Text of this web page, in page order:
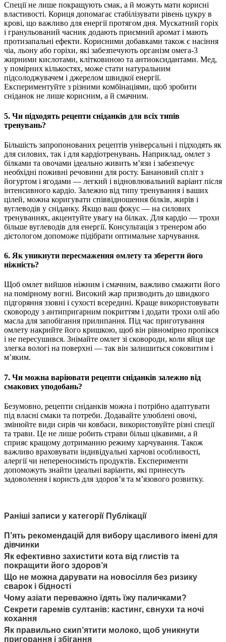
Спеції не лише покращують смак, а й можуть мати корисні
властивості. Кориця допомагає стабілізувати рівень цукру в
крові, що важливо для енергії протягом дня. Мускатний горіх
і гранульований часник додають приємний аромат і мають
протизапальні ефекти. Корисними добавками також є насіння
чіа, льону або горіхи, які забезпечують організм омега-3
жирними кислотами, клітковиною та антиоксидантами. Мед,
у помірних кількостях, може стати натуральним
підсолоджувачем і джерелом швидкої енергії.
Експериментуйте з різними комбінаціями, щоб зробити
сніданок не лише корисним, а й смачним.
5. Чи підходять рецепти сніданків для всіх типів
тренувань?
Більшість запропонованих рецептів універсальні і підходять як
для силових, так і для кардіотренувань. Наприклад, омлет з
білками та овочами ідеально живить м’язи і забезпечує
необхідні поживні речовини для росту. Банановий спліт з
йогуртом і ягодами — легкий і відновлювальний варіант після
інтенсивного кардіо. Залежно від типу тренування і ваших
цілей, можна коригувати співвідношення білків, жирів і
вуглеводів у сніданку. Якщо ваш фокус — на силових
тренуваннях, акцентуйте увагу на білках. Для кардіо — трохи
більше вуглеводів для енергії. Консультація з тренером або
дієтологом допоможе підібрати оптимальне харчування.
6. Як уникнути пересмаження омлету та зберегти його
ніжність?
Щоб омлет вийшов ніжним і смачним, важливо смажити його
на помірному вогні. Високий жар призводить до швидкого
підгоряння ззовні і сухості всередині. Краще використовувати
сковороду з антипригарним покриттям і додати трохи олії або
масла для запобігання прилипання. Під час приготування
омлету накрийте його кришкою, щоб він рівномірно пропікся
і не пересушився. Знімайте омлет зі сковороди, коли яйця ще
злегка вологі на поверхні — так він залишиться соковитим і
м’яким.
7. Чи можна варіювати рецепти сніданків залежно від
смакових уподобань?
Безумовно, рецепти сніданків можна і потрібно адаптувати
під власні смаки та потреби. Додавайте улюблені овочі,
змінюйте види сирів чи ковбаси, використовуйте різні спеції
та трави. Це не лише робить страви більш цікавими, а й
сприяє кращому дотриманню режиму харчування. Також
важливо враховувати індивідуальні харчові особливості,
алергії чи непереносимість продуктів. Експерименти
допоможуть знайти ідеальні варіанти, які принесуть
задоволення і користь для здоров’я та м’язового розвитку.
Раніші записи у категорії Публікації
П’ять рекомендацій для вибору щасливого імені для
дівчинки
Як ефективно захистити кота від глистів та
покращити його здоров’я
Що не можна дарувати на новосілля без ризику
сварок і бідності
Чому азіати переважно їдять їжу паличками?
Секрети гаремів султанів: кастинг, євнухи та ночі
кохання
Як правильно скип’ятити молоко, щоб уникнути
пригорання і збігання